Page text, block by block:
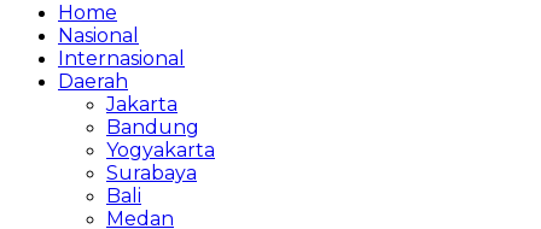
Home
Nasional
Internasional
Daerah
Jakarta
Bandung
Yogyakarta
Surabaya
Bali
Medan